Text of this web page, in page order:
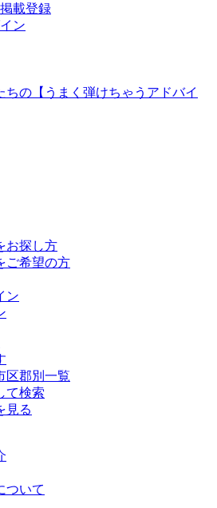
載登録
ン
ちの【うまく弾けちゃうアドバイ
お探し方
ご希望の方
ン
区郡別一覧
て検索
見る
ついて